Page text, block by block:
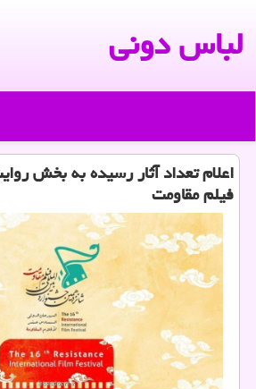
لباس دونی
اعلام تعداد آثار رسیده به بخش
فیلم مقاومت